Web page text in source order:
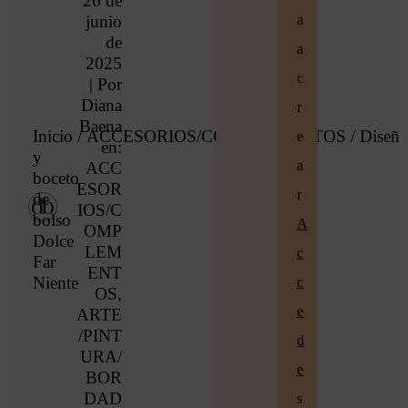
Inicio /ACCESORIOS/COMPLEMENTOS / Diseño
y
boceto
de
bolso
Dolce
Far
Niente
junio
de
2025
| Por
Diana
Baena
en:
ACC
ESOR
IOS/C
OMP
LEM
ENT
OS,
ARTE
/PINT
URA/
BOR
DAD
a
a
c
r
e
a
r
A
c
c
e
d
e
s